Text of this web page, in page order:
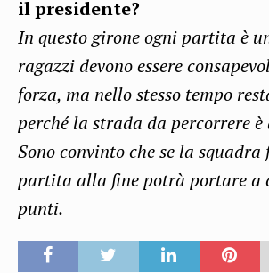
il presidente?
In questo girone ogni partita è
ragazzi devono essere
forza, ma nello stesso tempo
perché la strada da percorrere
Sono convinto che se la
partita alla fine potrà portare a
punti.